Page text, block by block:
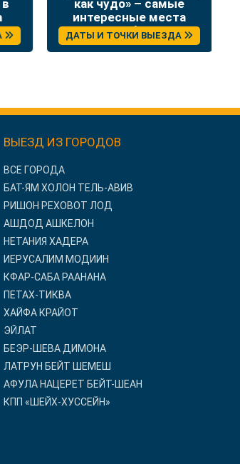
как чудо» – самые
интересные места
Сербии
ДАТЫ И ТОЧКИ ВЫЕЗДА
ВЫЕЗД ИЗ ГОРОДОВ
ВСЕ ГОРОДА
БАТ-ЯМ ХОЛОН ТЕЛЬ-АВИВ
РИШОН РЕХОВОТ ЛОД
АШДОД АШКЕЛОН
НЕТАНИЯ ХАДЕРА
ИЕРУСАЛИМ МОДИИН
КФАР-САБА РААНАНА
ПЕТАХ-ТИКВА
ХАЙФА КРАЙОТ
ЭЙЛАТ
БЕЭР-ШЕВА ДИМОНА
ЛАТРУН БЕЙТ ШЕМЕШ
АФУЛА НАЦЕРЕТ БЕЙТ-ШЕАН
КПП «ШЕЙХ-ХУССЕЙН»